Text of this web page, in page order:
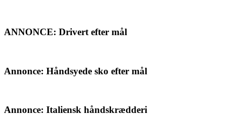
ANNONCE: Drivert efter mål
Annonce: Håndsyede sko efter mål
Annonce: Italiensk håndskrædderi